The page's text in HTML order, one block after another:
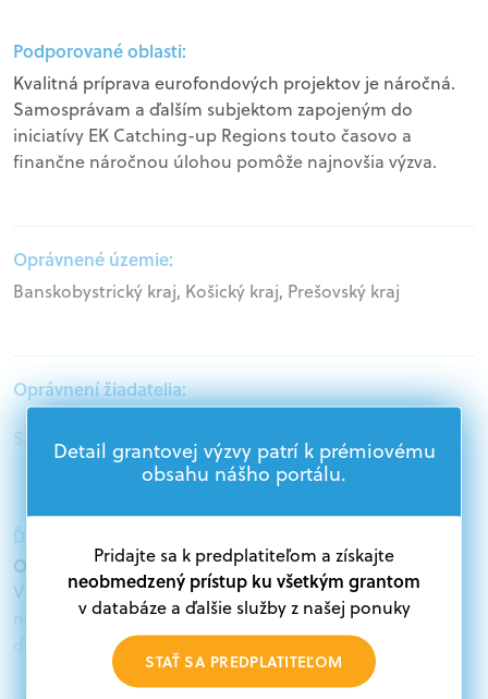
Podporované oblasti:
Kvalitná príprava eurofondových projektov je náročná.
Samosprávam a ďalším subjektom zapojeným do
iniciatívy EK Catching-up Regions touto časovo a
finančne náročnou úlohou pomôže najnovšia výzva.
Oprávnené územie:
Banskobystrický kraj, Košický kraj, Prešovský kraj
Oprávnení žiadatelia:
Samospráva
Ďalšie informácie:
Oprávnení žiadatelia:
V databáze grantov a dotácií na portáli Grantexpert.sk
nájdete aktuálne výzvy z eurofondov, plánu obnovy a
ďalších zdrojov.
Detail grantovej výzvy patrí k prémiovému
obsahu nášho portálu.
Pridajte sa k predplatiteľom a získajte
neobmedzený prístup ku všetkým grantom
v databáze a ďalšie služby z našej ponuky
STAŤ SA PREDPLATITEĽOM